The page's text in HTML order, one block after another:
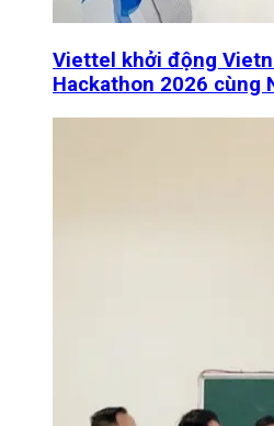
Viettel khởi động
Hackathon 2026 cùng